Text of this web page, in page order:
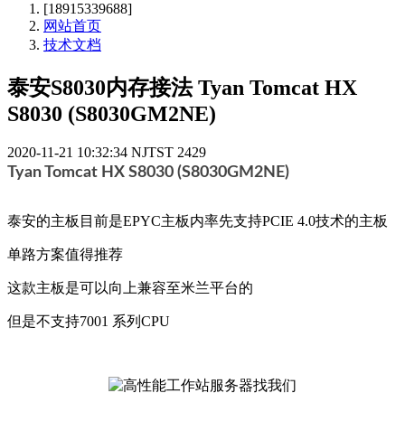
[18915339688]
网站首页
技术文档
泰安S8030内存接法 Tyan Tomcat HX
S8030 (S8030GM2NE)
2020-11-21 10:32:34 NJTST 2429
Tyan Tomcat HX S8030 (S8030GM2NE)
泰安的主板目前是EPYC主板内率先支持PCIE 4.0技术的主板
单路方案值得推荐
这款主板是可以向上兼容至米兰平台的
但是不支持7001 系列CPU